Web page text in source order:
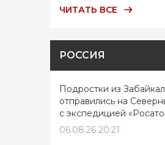
ЧИТАТЬ ВСЕ
РОССИЯ
Подростки из
отправились на
с экспедицией
06.08.26 20:21